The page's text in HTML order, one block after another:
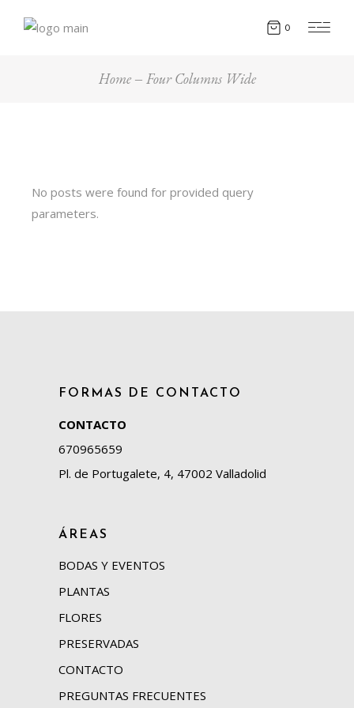
0
Home Four Columns Wide
No posts were found for provided query
parameters.
FORMAS DE CONTACTO
CONTACTO
670965659
Pl. de Portugalete, 4, 47002 Valladolid
ÁREAS
BODAS Y EVENTOS
PLANTAS
FLORES
PRESERVADAS
CONTACTO
PREGUNTAS FRECUENTES